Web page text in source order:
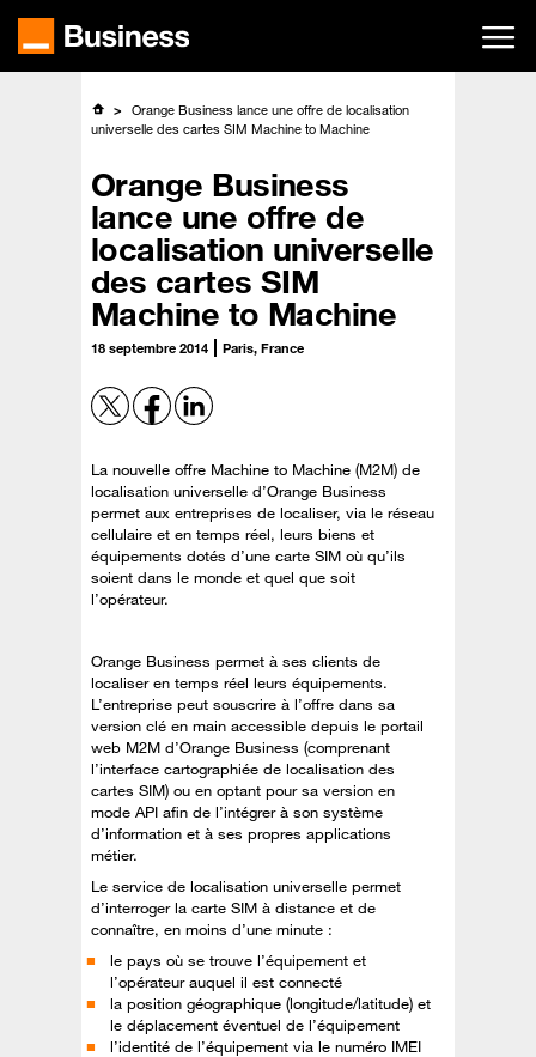
contenu
Orange Business lance une offre de localisation
universelle des cartes SIM Machine to Machine
Orange Business
lance une offre de
localisation universelle
des cartes SIM
Machine to Machine
18 septembre 2014 Paris, France
La nouvelle offre Machine to Machine (M2M) de
localisation universelle d’Orange Business
permet aux entreprises de localiser, via le réseau
cellulaire et en temps réel, leurs biens et
équipements dotés d’une carte SIM où qu’ils
soient dans le monde et quel que soit
l’opérateur.
Orange Business permet à ses clients de
localiser en temps réel leurs équipements.
L’entreprise peut souscrire à l’offre dans sa
version clé en main accessible depuis le portail
web M2M d’Orange Business (comprenant
l’interface cartographiée de localisation des
cartes SIM) ou en optant pour sa version en
mode API afin de l’intégrer à son système
d’information et à ses propres applications
métier.
Le service de localisation universelle permet
d’interroger la carte SIM à distance et de
connaître, en moins d’une minute :
le pays où se trouve l’équipement et
l’opérateur auquel il est connecté
la position géographique (longitude/latitude) et
le déplacement éventuel de l’équipement
l’identité de l’équipement via le numéro IMEI